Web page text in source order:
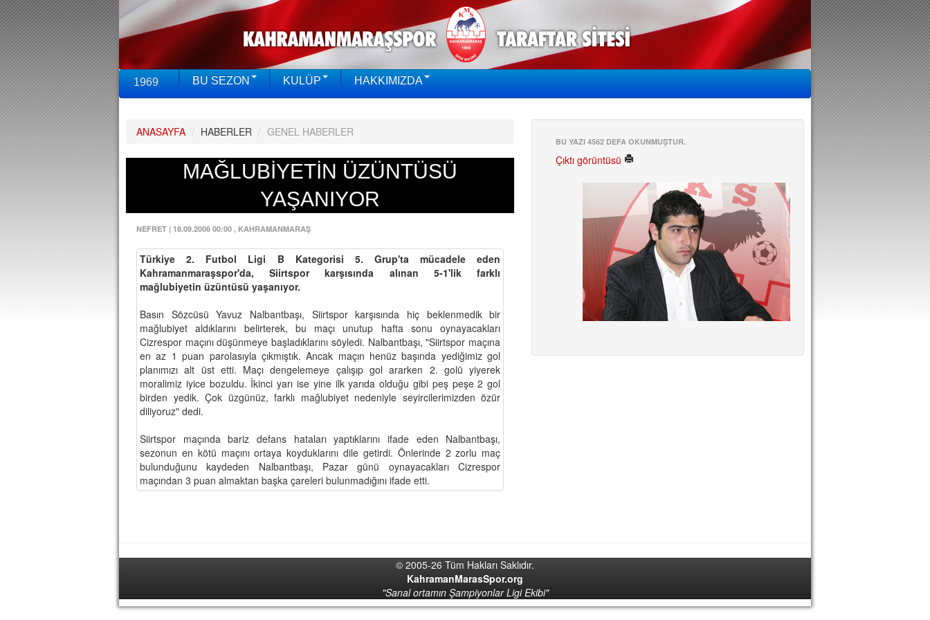
1969 BU SEZON KULÜP HAKKIMIZDA
ANASAYFA / HABERLER / GENEL HABERLER
MAĞLUBİYETİN ÜZÜNTÜSÜ
YAŞANIYOR
NEFRET | 18.09.2006 00:00 , KAHRAMANMARAŞ
Türkiye 2. Futbol Ligi B Kategorisi 5. Grup'ta mücadele eden
Kahramanmaraşspor'da, Siirtspor karşısında alınan 5-1'lik farklı
mağlubiyetin üzüntüsü yaşanıyor.
Basın Sözcüsü Yavuz Nalbantbaşı, Siirtspor karşısında hiç beklenmedik bir
mağlubiyet aldıklarını belirterek, bu maçı unutup hafta sonu oynayacakları
Cizrespor maçını düşünmeye başladıklarını söyledi. Nalbantbaşı, "Siirtspor maçına
en az 1 puan parolasıyla çıkmıştık. Ancak maçın henüz başında yediğimiz gol
planımızı alt üst etti. Maçı dengelemeye çalışıp gol ararken 2. golü yiyerek
moralimiz iyice bozuldu. İkinci yarı ise yine ilk yarıda olduğu gibi peş peşe 2 gol
birden yedik. Çok üzgünüz, farklı mağlubiyet nedeniyle seyircilerimizden özür
diliyoruz" dedi.
Siirtspor maçında bariz defans hataları yaptıklarını ifade eden Nalbantbaşı,
sezonun en kötü maçını ortaya koyduklarını dile getirdi. Önlerinde 2 zorlu maç
bulunduğunu kaydeden Nalbantbaşı, Pazar günü oynayacakları Cizrespor
maçından 3 puan almaktan başka çareleri bulunmadığını ifade etti.
BU YAZI 4562 DEFA OKUNMUŞTUR.
Çıktı görüntüsü
© 2005-26 Tüm Hakları Saklıdır.
KahramanMarasSpor.org
"Sanal ortamın Şampiyonlar Ligi Ekibi"